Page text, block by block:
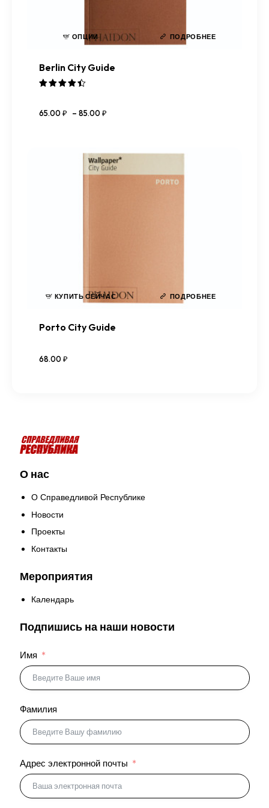
ОПЦИИ ПОДРОБНЕЕ
Berlin City Guide
из 5
65.00₽ – 85.00₽
КУПИТЬ СЕЙЧАС ПОДРОБНЕЕ
Porto City Guide
68.00₽
О нас
О Справедливой Республике
Новости
Проекты
Контакты
Мероприятия
Календарь
Подпишись на наши новости
Имя
Фамилия
Адрес электронной почты